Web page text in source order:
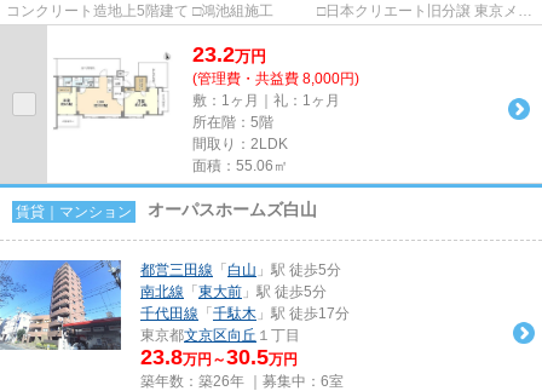
コンクリート造地上5階建て □鴻池組施工 □日本クリエート旧分譲 東京メト
23.2万円
(管理費・共益費 8,000円)
敷：1ヶ月｜礼：1ヶ月
所在階：5階
間取り：2LDK
面積：55.06㎡
賃貸｜マンション オーパスホームズ白山
都営三田線 「 白山 」駅 徒歩5分
南北線 「 東大前 」駅 徒歩5分
千代田線 「 千駄木 」駅 徒歩17分
東京都文京区向丘 １丁目
23.8万円～30.5万円
築年数：築26年 ｜募集中： 6室